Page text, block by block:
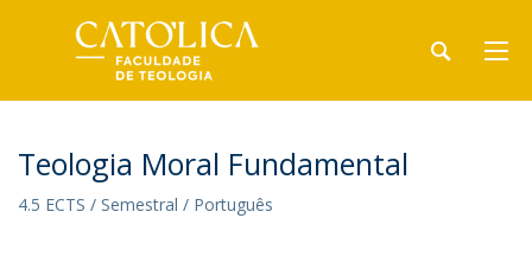
Teologia Moral Fundamental
4.5 ECTS / Semestral / Português